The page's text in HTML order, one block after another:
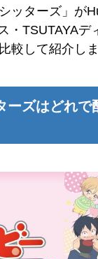
ッターズ」が
・TSUTAYAデ
較して紹介しま
ーズはどれで